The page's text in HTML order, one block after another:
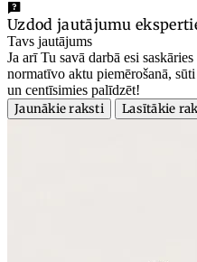
Uzdod jautājumu
Tavs jautājums
Ja arī Tu savā darbā esi
normatīvo aktu piemērošanā,
un centīsimies palīdzēt!
Jaunākie raksti
Lasītākie